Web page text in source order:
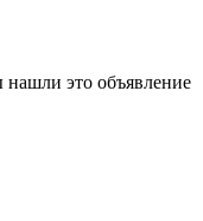
это объявление